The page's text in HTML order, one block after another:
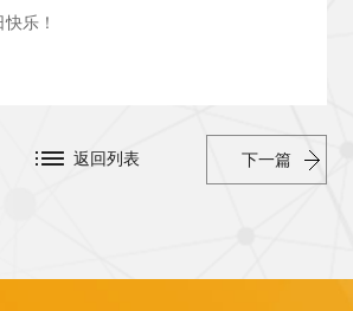
乐！
下一篇
返回列表